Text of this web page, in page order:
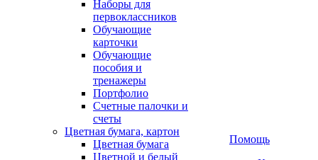
Наборы для
первоклассников
Обучающие
карточки
Обучающие
пособия и
тренажеры
Портфолио
Счетные палочки и
счеты
Цветная бумага, картон
Цветная бумага
Цветной и белый
Помощь